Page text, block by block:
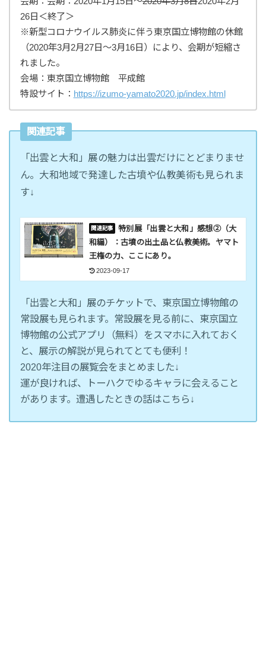
26日＜終了＞
※新型コロナウイルス肺炎に伴う東京国立博物館の休館
（2020年3月2月27日〜3月16日）により、会期が短縮さ
れました。
会場：東京国立博物館 平成館
特設サイト： https://izumo-yamato2020.jp/index.html
関連記事
「出雲と大和」展の魅力は出雲だけにとどまりませ
ん。大和地域で発達した古墳や仏教美術も見られま
す↓
特別展「出雲と大和」感想②（大
和編）：古墳の出土品と仏教美術。ヤマト
王権の力、ここにあり。
2023-09-17
「出雲と大和」展のチケットで、東京国立博物館の
常設展も見られます。常設展を見る前に、東京国立
博物館の公式アプリ（無料）をスマホに入れておく
と、展示の解説が見られてとても便利！
2020年注目の展覧会をまとめました↓
運が良ければ、トーハクでゆるキャラに会えること
があります。遭遇したときの話はこちら↓